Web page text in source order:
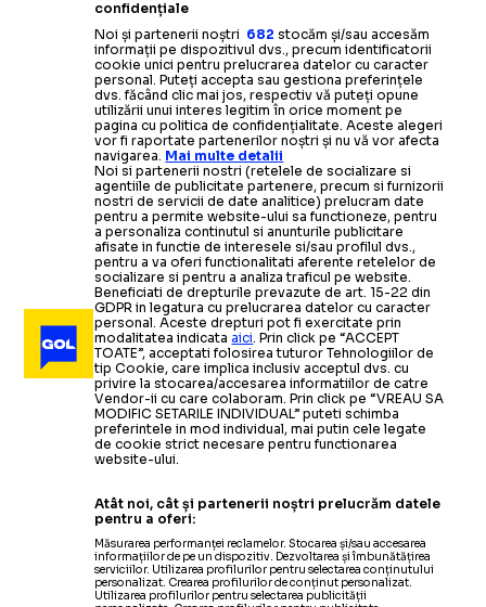
confidențiale
Noi și partenerii noștri 682 stocăm și/sau accesăm
informații pe dispozitivul dvs., precum identificatorii
cookie unici pentru prelucrarea datelor cu caracter
personal. Puteți accepta sau gestiona preferințele
dvs. făcând clic mai jos, respectiv vă puteți opune
utilizării unui interes legitim în orice moment pe
pagina cu politica de confidențialitate. Aceste alegeri
vor fi raportate partenerilor noștri și nu vă vor afecta
navigarea. Mai multe detalii
Noi si partenerii nostri (retelele de socializare si
agentiile de publicitate partenere, precum si furnizorii
nostri de servicii de date analitice) prelucram date
pentru a permite website-ului sa functioneze, pentru
a personaliza continutul si anunturile publicitare
afisate in functie de interesele si/sau profilul dvs.,
pentru a va oferi functionalitati aferente retelelor de
socializare si pentru a analiza traficul pe website.
Beneficiati de drepturile prevazute de art. 15-22 din
GDPR in legatura cu prelucrarea datelor cu caracter
personal. Aceste drepturi pot fi exercitate prin
modalitatea indicataaici. Prin click pe “ACCEPT
TOATE”, acceptati folosirea tuturor Tehnologiilor de
tip Cookie, care implica inclusiv acceptul dvs. cu
privire la stocarea/accesarea informatiilor de catre
Vendor-ii cu care colaboram. Prin click pe “VREAU SA
MODIFIC SETARILE INDIVIDUAL” puteti schimba
preferintele in mod individual, mai putin cele legate
de cookie strict necesare pentru functionarea
website-ului.
Atât noi, cât și partenerii noștri prelucrăm datele
pentru a oferi:
Măsurarea performanței reclamelor. Stocarea și/sau accesarea
informațiilor de pe un dispozitiv. Dezvoltarea și îmbunătățirea
serviciilor. Utilizarea profilurilor pentru selectarea conținutului
personalizat. Crearea profilurilor de conținut personalizat.
Utilizarea profilurilor pentru selectarea publicității